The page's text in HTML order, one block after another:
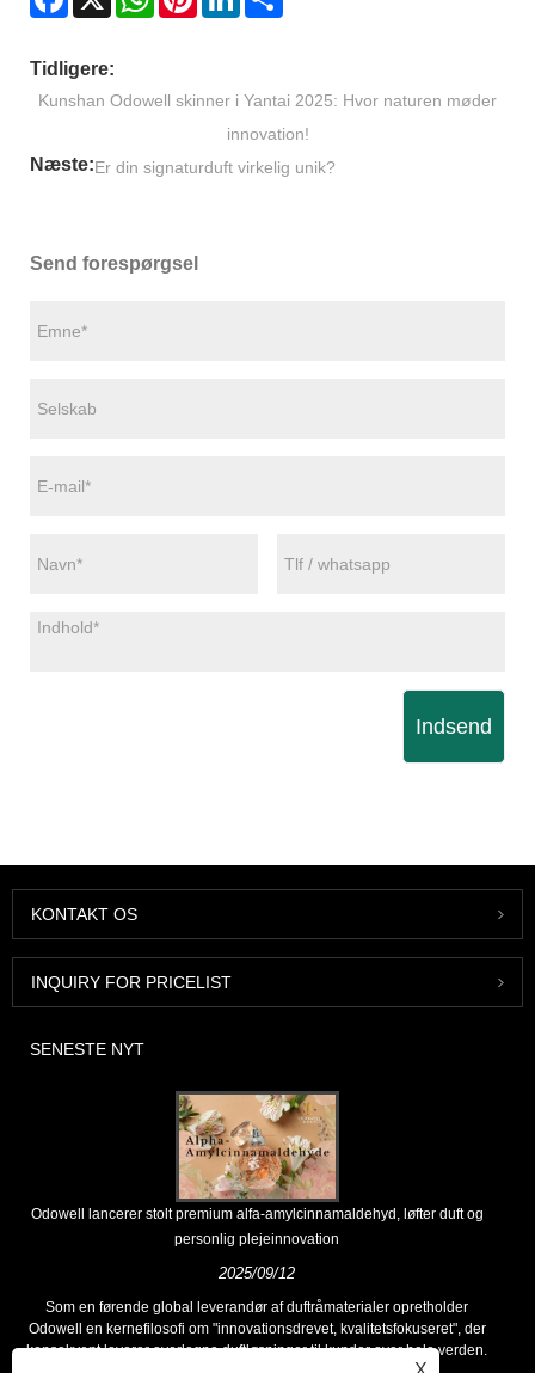
Tidligere:
Kunshan Odowell skinner i Yantai 2025: Hvor naturen møder
innovation!
Næste:Er din signaturduft virkelig unik?
Send forespørgsel
Indsend
KONTAKT OS
INQUIRY FOR PRICELIST
SENESTE NYT
Odowell lancerer stolt premium alfa-amylcinnamaldehyd, løfter duft og
personlig plejeinnovation
2025/09/12
Som en førende global leverandør af duftråmaterialer opretholder
Odowell en kernefilosofi om "innovationsdrevet, kvalitetsfokuseret", der
konsekvent leverer overlegne duftløsninger til kunder over hele verden.